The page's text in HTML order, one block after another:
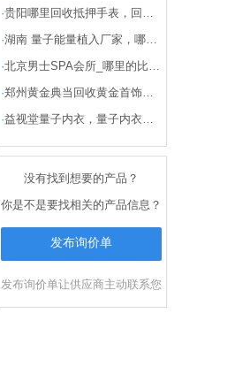
·贵阳哪里回收抵押手表，回收劳力士手表
·湖南 量子能量植入厂家，哪家好？
·北京男士SPA会所_哪里的比较好
·郑州黄金典当回收黄金首饰价格
·益视堂量子内衣，量子内衣有什么好处
没有找到想要的产品？
你是不是要找相关的产品信息？
发布询价单
发布询价单让供应商主动联系您